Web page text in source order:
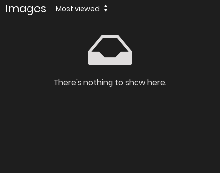
Images Most viewed
There's nothing to show here.